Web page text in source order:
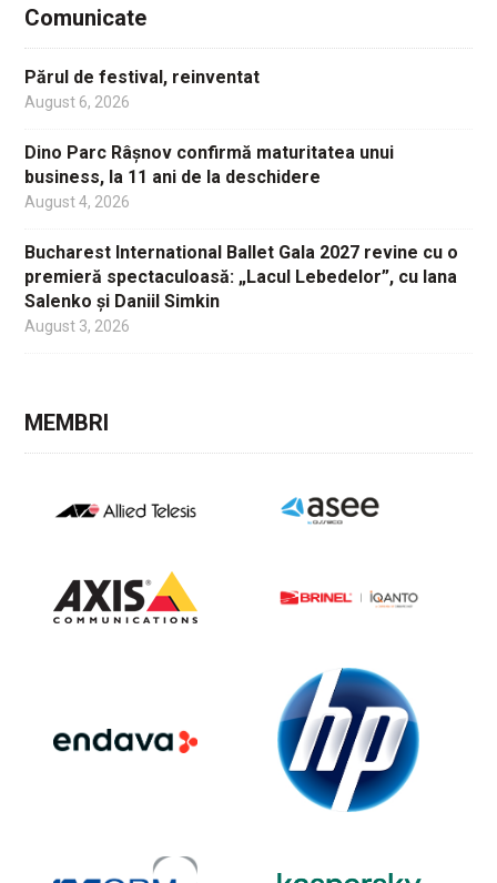
Comunicate
Părul de festival, reinventat
August 6, 2026
Dino Parc Râșnov confirmă maturitatea unui
business, la 11 ani de la deschidere
August 4, 2026
Bucharest International Ballet Gala 2027 revine cu o
premieră spectaculoasă: „Lacul Lebedelor”, cu Iana
Salenko și Daniil Simkin
August 3, 2026
MEMBRI